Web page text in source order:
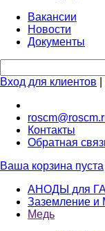
Вакансии
Новости
Документы
Вход для клиентов
Контакты
Обратная
Ваша корзина пуста
АНОДЫ для
Заземление и
Медь